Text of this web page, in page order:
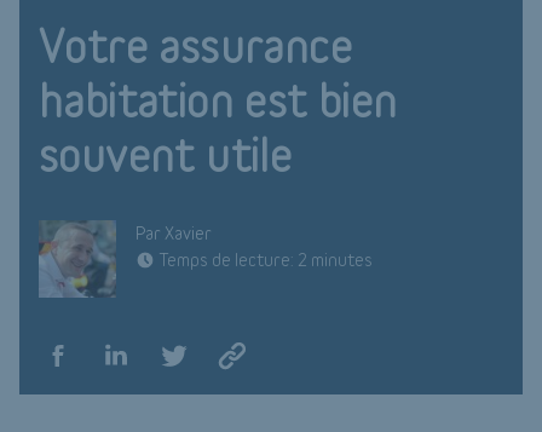
Votre assurance
habitation est bien
souvent utile
Par Xavier
Temps de lecture: 2 minutes